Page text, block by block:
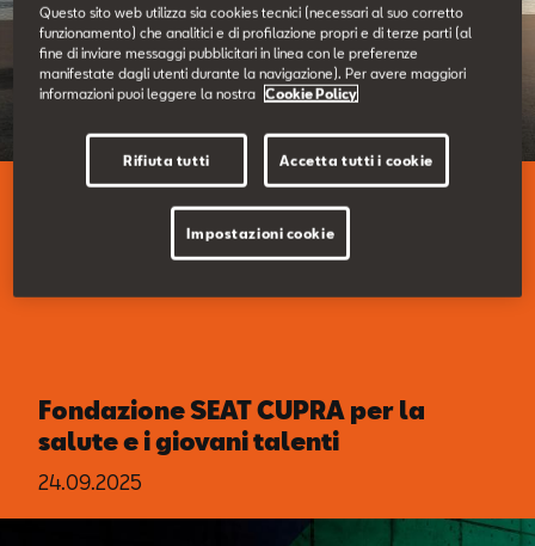
SEAT presenta le nuove Ibiza e
Arona
Fondazione SEAT CUPRA per la
salute e i giovani talenti
24.09.2025
Questo sito web utilizza sia cookies tecnici (necessari al suo corretto
funzionamento) che analitici e di profilazione propri e di terze parti (al
fine di inviare messaggi pubblicitari in linea con le preferenze
manifestate dagli utenti durante la navigazione). Per avere maggiori
informazioni puoi leggere la nostra
Cookie Policy
Rifiuta tutti Accetta tutti i cookie
Impostazioni cookie